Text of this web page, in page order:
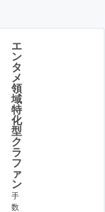
エ
ン
タ
メ
領
域
特
化
型
ク
ラ
フ
ァ
ン
手
数